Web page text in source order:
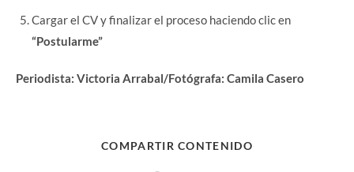
Cargar el CV y finalizar el proceso haciendo clic en
“Postularme”
Periodista: Victoria Arrabal/Fotógrafa: Camila Casero
COMPARTIR CONTENIDO